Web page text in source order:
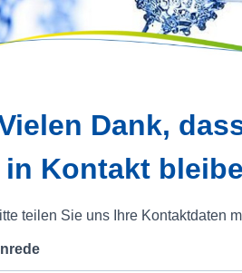
Dank,
in Kontakt
teilen Sie uns Ihre Kontaktdaten